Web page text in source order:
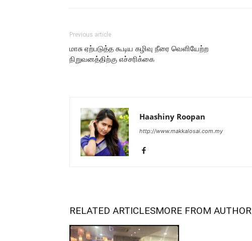
Previous article
மாசு ஏற்படுத்த கூடிய கழிவு நீரை வெளியேற்ற
நிறுவனத்திற்கு எச்சரிக்கை
Haashiny Roopan
http://www.makkalosai.com.my
RELATED ARTICLESMORE FROM AUTHOR